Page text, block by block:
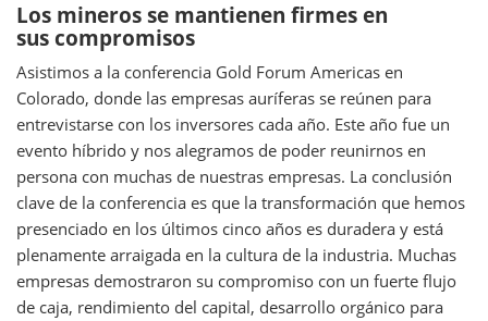
Los mineros se mantienen firmes en
sus compromisos
Asistimos a la conferencia Gold Forum Americas en
Colorado, donde las empresas auríferas se reúnen para
entrevistarse con los inversores cada año. Este año fue un
evento híbrido y nos alegramos de poder reunirnos en
persona con muchas de nuestras empresas. La conclusión
clave de la conferencia es que la transformación que hemos
presenciado en los últimos cinco años es duradera y está
plenamente arraigada en la cultura de la industria. Muchas
empresas demostraron su compromiso con un fuerte flujo
de caja, rendimiento del capital, desarrollo orgánico para